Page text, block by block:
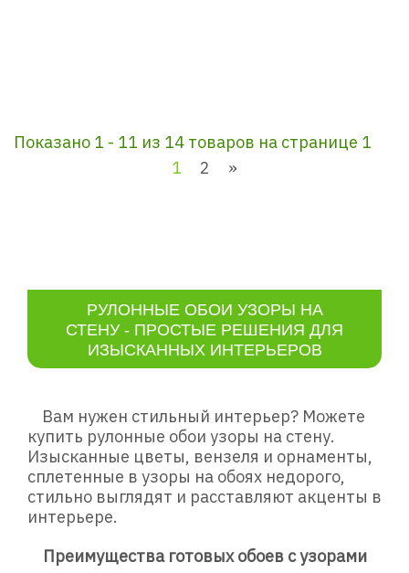
Показано 1 - 11 из 14 товаров на странице 1
1
2 »
РУЛОННЫЕ ОБОИ УЗОРЫ НА
СТЕНУ - ПРОСТЫЕ РЕШЕНИЯ ДЛЯ
ИЗЫСКАННЫХ ИНТЕРЬЕРОВ
Вам нужен стильный интерьер? Можете
купить рулонные обои узоры на стену.
Изысканные цветы, вензеля и орнаменты,
сплетенные в узоры на обоях недорого,
стильно выглядят и расставляют акценты в
интерьере.
Преимущества готовых обоев с узорами